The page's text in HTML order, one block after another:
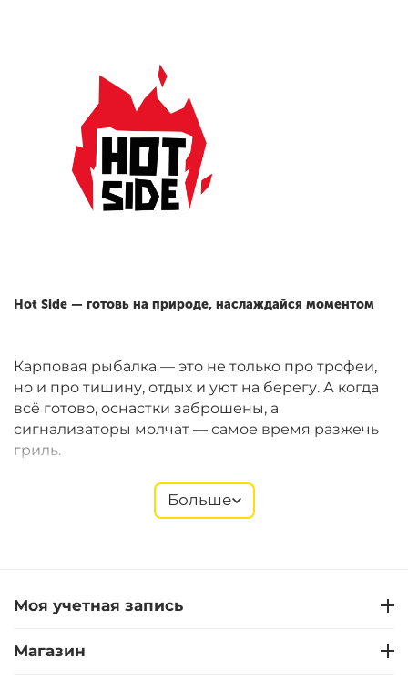
Hot Side — готовь на природе, наслаждайся моментом
Карповая рыбалка — это не только про трофеи,
но и про тишину, отдых и уют на берегу. А когда
всё готово, оснастки заброшены, а
сигнализаторы молчат — самое время разжечь
гриль.
предлагает компактные газовые и
позволяют готовить полноценные блюда прямо
на берегу. В ассортименте — также щипцы,
стартеры и другие полезные мелочи.
Больше
Моя учетная запись
Магазин